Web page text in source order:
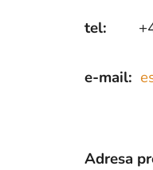
tel:
e-mail:
Adresa